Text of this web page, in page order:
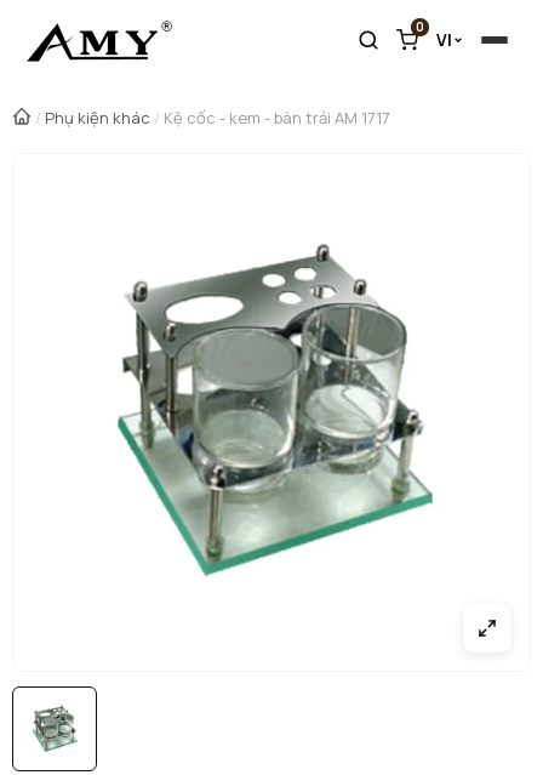
0
VI
/ Phụ kiện khác / Kệ cốc - kem - bàn trải AM 1717